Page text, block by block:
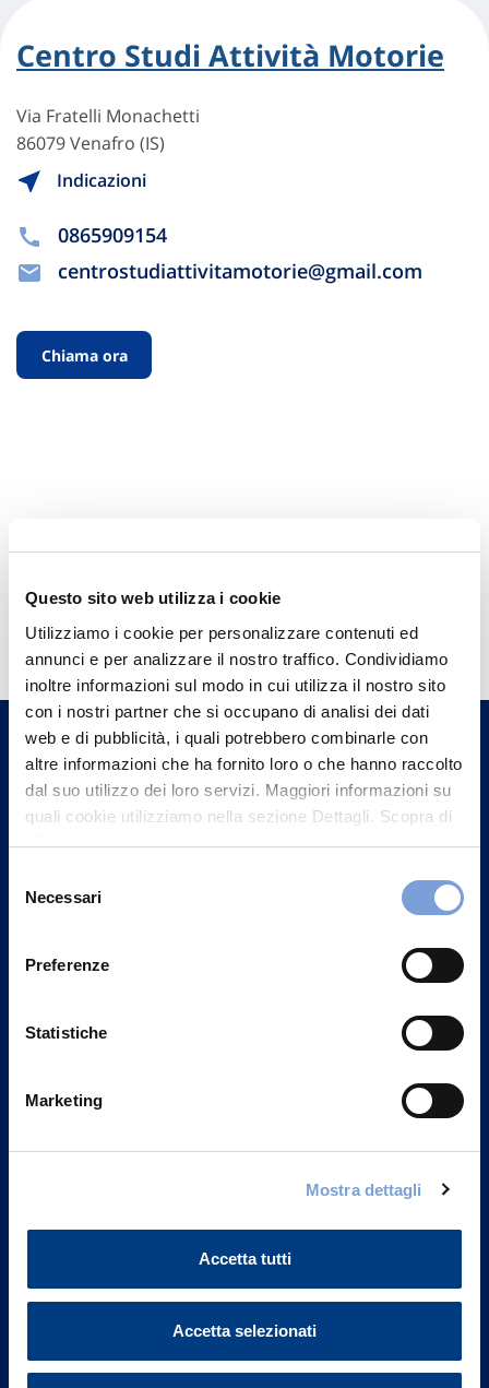
Questo sito web utilizza i cookie
Utilizziamo i cookie per personalizzare contenuti ed
annunci e per analizzare il nostro traffico. Condividiamo
inoltre informazioni sul modo in cui utilizza il nostro sito
con i nostri partner che si occupano di analisi dei dati
web e di pubblicità, i quali potrebbero combinarle con
altre informazioni che ha fornito loro o che hanno raccolto
dal suo utilizzo dei loro servizi. Maggiori informazioni su
quali cookie utilizziamo nella sezione Dettagli. Scopra di
più su chi siamo, come può contattarci e come trattiamo i
può trovare nel footer del sito nella sezione "Informativa
delNecessari
Preferenze
Statistiche
Marketing
Mostra dettagli
Accetta tutti
Accetta selezionati
Centro Studi Attività Motorie
Via Fratelli Monachetti
86079 Venafro (IS)
Indicazioni
0865909154
centrostudiattivitamotorie@gmail.com
Chiama ora
Hai bisogno di
informazioni?
Trova l'Agenzia più vicina a te e parla con
un nostro Agente.
Contattaci
Vittoria Assicurazioni S.p.A.
Governance